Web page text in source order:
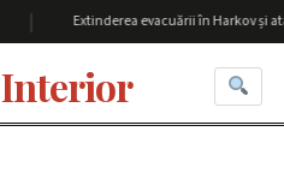
Extinderea evacuării în Harkov și
Interior